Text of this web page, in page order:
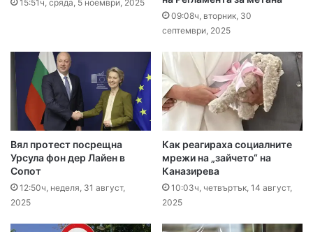
15:51ч, сряда, 5 ноември, 2025
09:08ч, вторник, 30
септември, 2025
Вял протест посрещна
Урсула фон дер Лайен в
Сопот
12:50ч, неделя, 31 август,
2025
Как реагираха социалните
мрежи на „зайчето“ на
Каназирева
10:03ч, четвъртък, 14 август,
2025